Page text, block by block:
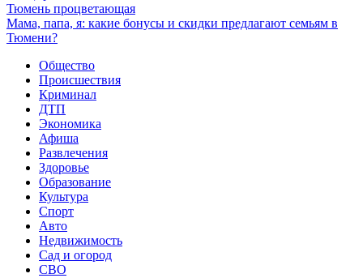
Тюмень процветающая
Мама, папа, я: какие бонусы и скидки предлагают семьям в
Тюмени?
Общество
Происшествия
Криминал
ДТП
Экономика
Афиша
Развлечения
Здоровье
Образование
Культура
Спорт
Авто
Недвижимость
Сад и огород
СВО